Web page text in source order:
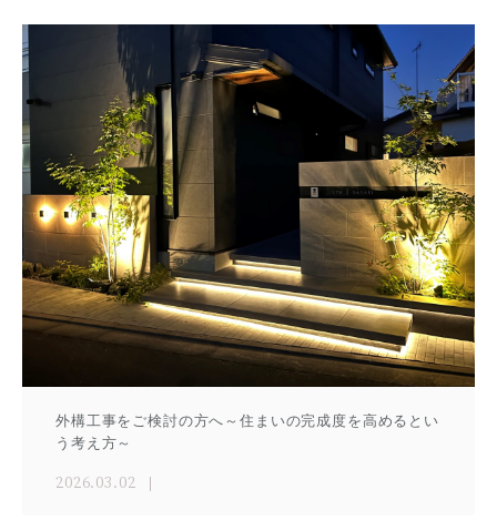
外構工事をご検討の方へ～住まいの完成度を高めるとい
う考え方～
2026.03.02